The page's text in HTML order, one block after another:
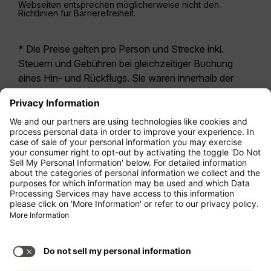
Webseiten entsprechen möglicherweise nicht den
Richtlinien für Barrierefreiheit.
* Die Preise gelten pro Person und Strecke inkl.
Steuern und Gebühren bei gleichzeitiger Buchung
eines Hin- und Rückflugs. Sie waren innerhalb der
letzten 24 Stunden verfügbar und sind
möglicherweise nicht mehr aktuell. Bei den für die
Economy Class angegebenen Tarifen handelt es
sich i.d.R. um Economy Zero, unsere restriktivste
Tarifoption. Es können hierfür zusätzliche Gebühren
fürAufgabegepäck oder für andere optionale
Leistungen anfallen. Es gelten dieAllgemeinen
Geschäftsbedingungen .